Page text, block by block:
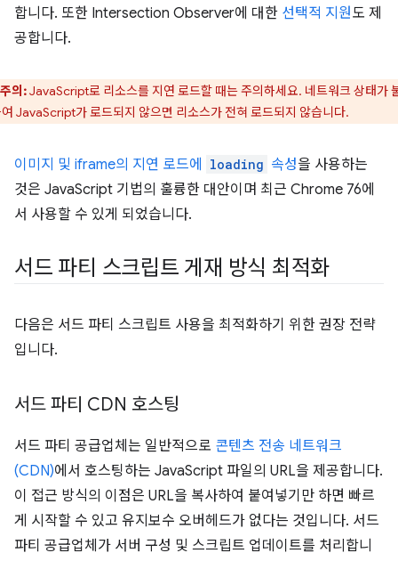
합니다. 또한 Intersection Observer에 대한 선택적 지원도 제
공합니다.
주의:JavaScript로 리소스를 지연 로드할 때는 주의하세요. 네트워크 상태가
JavaScript가 로드되지 않으면 리소스가 전혀 로드되지 않습니다.
이미지 및 iframe의 지연 로드에 loading 속성을 사용하는
것은 JavaScript 기법의 훌륭한 대안이며 최근 Chrome 76에
서 사용할 수 있게 되었습니다.
서드 파티 스크립트 게재 방식 최적화
다음은 서드 파티 스크립트 사용을 최적화하기 위한 권장 전략
입니다.
서드 파티 CDN 호스팅
서드 파티 공급업체는 일반적으로 콘텐츠 전송 네트워크
(CDN)에서 호스팅하는 JavaScript 파일의 URL을 제공합니다.
이 접근 방식의 이점은 URL을 복사하여 붙여넣기만 하면 빠르
게 시작할 수 있고 유지보수 오버헤드가 없다는 것입니다. 서드
파티 공급업체가 서버 구성 및 스크립트 업데이트를 처리합니